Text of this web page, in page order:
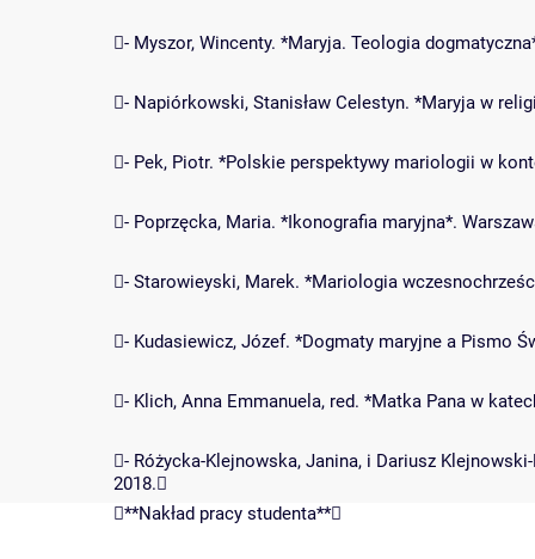
- Myszor, Wincenty. *Maryja. Teologia
- Napiórkowski, Stanisław Celestyn. *Maryja w
- Pek, Piotr. *Polskie perspektywy mariologii w
- Poprzęcka, Maria. *Ikonografia maryjna*.
- Starowieyski, Marek. *Mariologia
- Kudasiewicz, Józef. *Dogmaty maryjne a Pismo
- Klich, Anna Emmanuela, red. *Matka Pana w
- Różycka-Klejnowska, Janina, i Dariusz
2018.
**Nakład pracy studenta**